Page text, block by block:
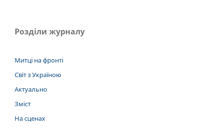
Розділи журналу
Митці на фронті
Світ з Україною
Актуально
Зміст
На сценах